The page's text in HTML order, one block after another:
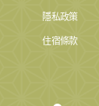
隱私政策
住宿條款